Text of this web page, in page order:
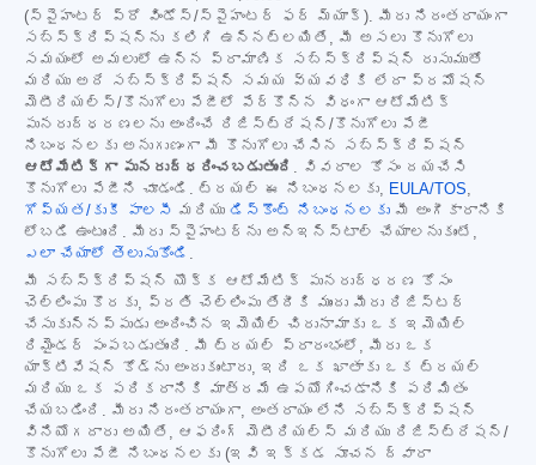
(స్పైహంటర్ ప్రో విండోస్/స్పైహంటర్ ఫర్ మ్యాక్). మీరు నిరంతరాయంగా
సబ్‌స్క్రిప్షన్‌ను కలిగి ఉన్నట్లయితే, మీ అసలు కొనుగోలు
సమయంలో అమలులో ఉన్న ప్రామాణిక సబ్‌స్క్రిప్షన్ రుసుముతో
మరియు అదే సబ్‌స్క్రిప్షన్ సమయ వ్యవధికి లేదా ప్రమోషన్
మెటీరియల్స్/కొనుగోలు పేజీలో పేర్కొన్న విధంగా ఆటోమేటిక్
పునరుద్ధరణలను అందించే రిజిస్ట్రేషన్/కొనుగోలు పేజీ
నిబంధనలకు అనుగుణంగా మీ కొనుగోలు చేసిన సబ్‌స్క్రిప్షన్
ఆటోమేటిక్‌గా పునరుద్ధరించబడుతుంది . వివరాల కోసం దయచేసి
కొనుగోలు పేజీని చూడండి. ట్రయల్ ఈ నిబంధనలకు, EULA/TOS,
గోప్యత/కుకీ పాలసీ మరియు డిస్కౌంట్ నిబంధనలకు మీ అంగీకారానికి
లోబడి ఉంటుంది. మీరు స్పైహంటర్‌ను అన్‌ఇన్‌స్టాల్ చేయాలనుకుంటే,
ఎలా చేయాలో తెలుసుకోండి .
మీ సబ్‌స్క్రిప్షన్ యొక్క ఆటోమేటిక్ పునరుద్ధరణ కోసం
చెల్లింపు కొరకు, ప్రతి చెల్లింపు తేదీకి ముందు మీరు రిజిస్టర్
చేసుకున్నప్పుడు అందించిన ఇమెయిల్ చిరునామాకు ఒక ఇమెయిల్
రిమైండర్ పంపబడుతుంది. మీ ట్రయల్ ప్రారంభంలో, మీరు ఒక
యాక్టివేషన్ కోడ్‌ను అందుకుంటారు, ఇది ఒక ఖాతాకు ఒక ట్రయల్
మరియు ఒక పరికరానికి మాత్రమే ఉపయోగించడానికి పరిమితం
చేయబడింది. మీరు నిరంతరాయంగా, అంతరాయం లేని సబ్‌స్క్రిప్షన్
వినియోగదారు అయితే, ఆఫరింగ్ మెటీరియల్స్ మరియు రిజిస్ట్రేషన్/
కొనుగోలు పేజీ నిబంధనలకు (ఇవి ఇక్కడ సూచన ద్వారా